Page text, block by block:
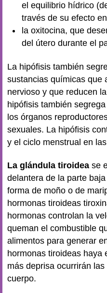
el equilibrio hídrico
través de su efecto
la oxitocina, que
del útero durante el
La hipófisis también
sustancias químicas que
nervioso y que reducen
hipófisis también
los órganos
sexuales. La hipófisis
y el ciclo menstrual en
La glándula tiroidea se
delantera de la parte
forma de moño o de
hormonas tiroideas
hormonas controlan la
queman el combustible
alimentos para generar
hormonas tiroideas haya
más deprisa ocurrirán
cuerpo.